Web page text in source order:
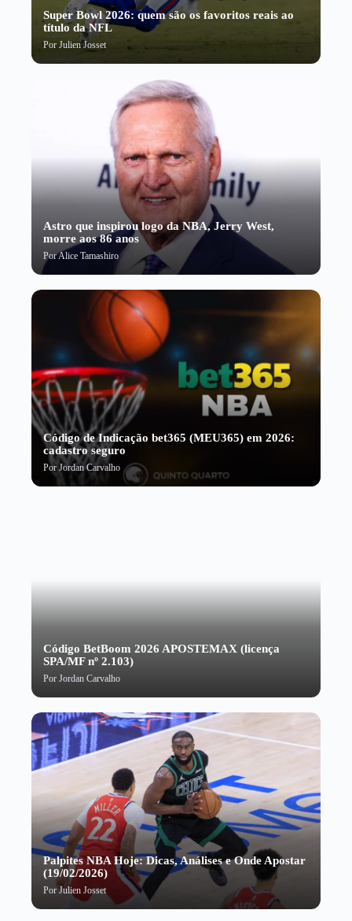
Super Bowl 2026: quem são os favoritos reais ao
título da NFL
Por Julien Josset
Astro que inspirou logo da NBA, Jerry West,
morre aos 86 anos
PorAlice Tamashiro
Código de Indicação bet365 (MEU365) em 2026:
cadastro seguro
PorJordan Carvalho
Código BetBoom 2026 APOSTEMAX (licença
SPA/MF nº 2.103)
Por Jordan Carvalho
Palpites NBA Hoje: Dicas, Análises e Onde Apostar
(19/02/2026)
PorJulien Josset